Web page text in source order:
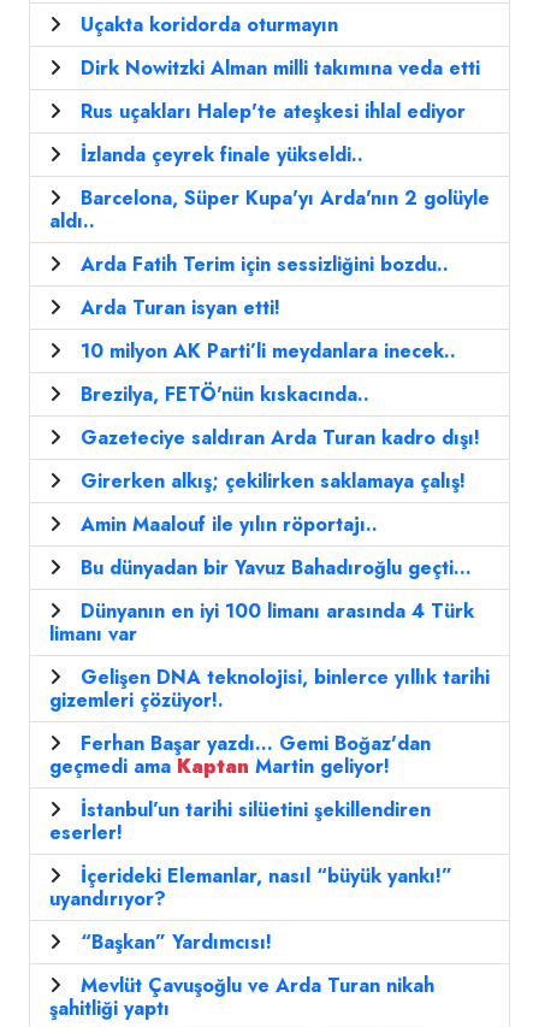
Uçakta koridorda oturmayın
Dirk Nowitzki Alman milli takımına veda etti
Rus uçakları Halep'te ateşkesi ihlal ediyor
İzlanda çeyrek finale yükseldi..
Barcelona, Süper Kupa'yı Arda'nın 2 golüyle
aldı..
Arda Fatih Terim için sessizliğini bozdu..
Arda Turan isyan etti!
10 milyon AK Parti’li meydanlara inecek..
Brezilya, FETÖ'nün kıskacında..
Gazeteciye saldıran Arda Turan kadro dışı!
Girerken alkış; çekilirken saklamaya çalış!
Amin Maalouf ile yılın röportajı..
Bu dünyadan bir Yavuz Bahadıroğlu geçti...
Dünyanın en iyi 100 limanı arasında 4 Türk
limanı var
Gelişen DNA teknolojisi, binlerce yıllık tarihi
gizemleri çözüyor!.
Ferhan Başar yazdı... Gemi Boğaz'dan
geçmedi ama Kaptan Martin geliyor!
İstanbul’un tarihi silüetini şekillendiren
eserler!
İçerideki Elemanlar, nasıl “büyük yankı!”
uyandırıyor?
“Başkan” Yardımcısı!
Mevlüt Çavuşoğlu ve Arda Turan nikah
şahitliği yaptı